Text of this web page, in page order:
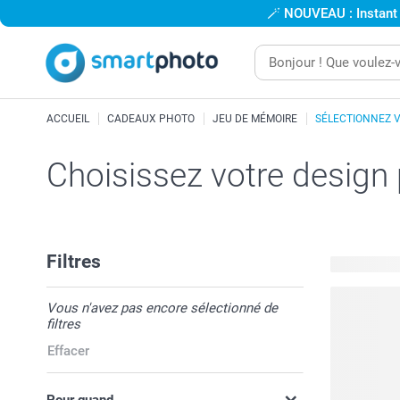
🪄 NOUVEAU :
ACCUEIL CADEAUX PHOTO JEU DE MÉMOIRE SÉLECTIONNEZ
Choisissez votre design
Filtres
Vous n'avez pas encore sélectionné de
filtres
Effacer